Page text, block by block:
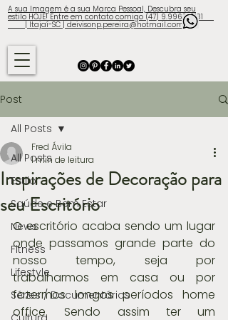
A sua Imagem é a sua Marca Pessoal, Descubra seu
estilo HOJE! Entre em contato comigo (47) 9.9960-3131
| Itajaí-SC | deivisonp.pereira@hotmail.com
Post
All Posts
Estilo
Saúde e Bem Estar
News
Fitness
Lifestyle
Séries / Documentários
All Posts
Inspirações de Decoração para
seu Escritório
Fred Ávila
1 min de leitura
O escritório acaba sendo um lugar
onde passamos grande parte do
nosso tempo, seja por
trabalharmos em casa ou por
fazermos longos períodos home
office. Sendo assim ter um